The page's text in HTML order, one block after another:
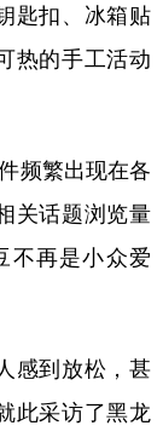
湖南
宁夏
匙扣、冰箱贴
热的手工活动
频繁出现在各
关话题浏览量
不再是小众爱
到放松，甚
此采访了黑龙